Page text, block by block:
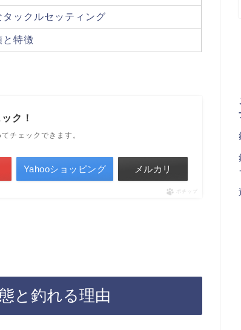
ックルセッティング
特徴
ク！
チェックできます。
Yahooショッピング メルカリ
ポチップ
と釣れる理由